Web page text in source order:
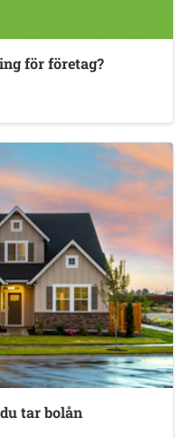
för företag?
tar bolån